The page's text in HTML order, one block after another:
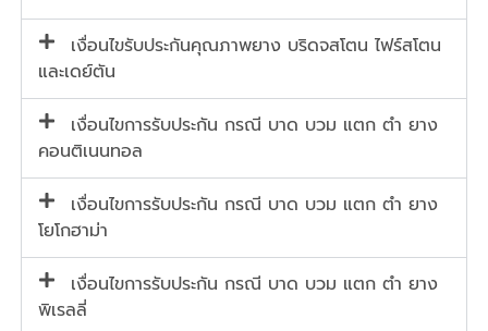
เงื่อนไขรับประกันคุณภาพยาง บริดจสโตน ไฟร์สโตน
และเดย์ตัน
เงื่อนไขการรับประกัน กรณี บาด บวม แตก ตำ ยาง
คอนติเนนทอล
เงื่อนไขการรับประกัน กรณี บาด บวม แตก ตำ ยาง
โยโกฮาม่า
เงื่อนไขการรับประกัน กรณี บาด บวม แตก ตำ ยาง
พิเรลลี่